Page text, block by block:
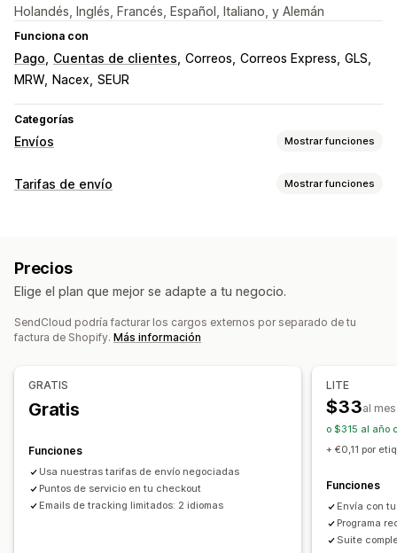
Holandés, Inglés, Francés, Español, Italiano, y Alemán
Funciona con
Pago Cuentas de clientes Correos Correos Express GLS
MRW
Nacex SEUR
Categorías
Envíos Mostrar funciones
Etiquetas y embalaje
Listas de recogida
Fecha de entrega Sincronización de pedidos
Múltiples idiomas Selección de empresa de transportes
Tarifas de envío
Sincronización de pedidos
Seguimiento en tiempo real
Notificaciones de correo electrónico
Actualizaciones de pedidos
Informes y estadísticas de envíos
Tarifas de envío Mostrar funciones
Basado en la distancia
Múltiples zonas
Personalización
Precios
Elige el plan que mejor se adapte a tu negocio.
SendCloud podría facturar los cargos externos por separado de tu
factura de Shopify. Más información
GRATIS
Gratis
Funciones
Usa nuestras tarifas de envío negociadas
Puntos de servicio en tu checkout
Emails de tracking limitados: 2 idiomas
LITE
$33al mes
o $315 al año
+ €0,11 por
Funciones
Envía con
Programa
Suite